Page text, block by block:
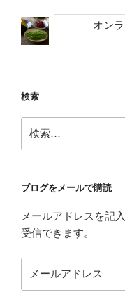
オン
検索
索:
ブログをメールで購読
メールアドレスを記
受信できます。
ー